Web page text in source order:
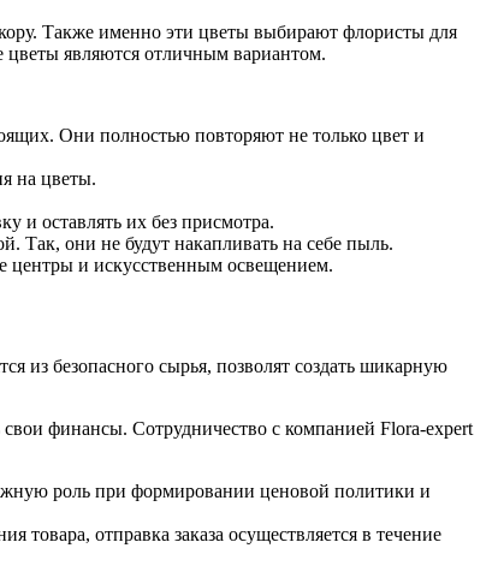
Также именно эти цветы выбирают флористы для
цветы являются отличным вариантом.
Они полностью повторяют не только цвет и
на цветы.
и оставлять их без присмотра.
Так, они не будут накапливать на себе пыль.
центры и искусственным освещением.
из безопасного сырья, позволят создать шикарную
финансы. Сотрудничество с компанией Flora-expert
роль при формировании ценовой политики и
товара, отправка заказа осуществляется в течение